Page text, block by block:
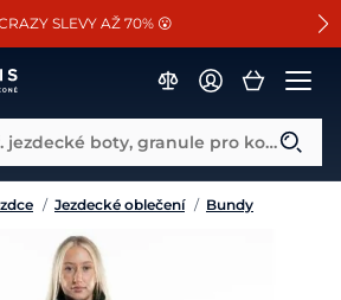
13% na vše od Cassini!
SLEVY AŽ 70% 😮
k vybraným sedlům ZDARMA 🐴
Co hledáte? Např. jezdecké boty, granule pro koně...
/ Jezdecké oblečení / Bundy